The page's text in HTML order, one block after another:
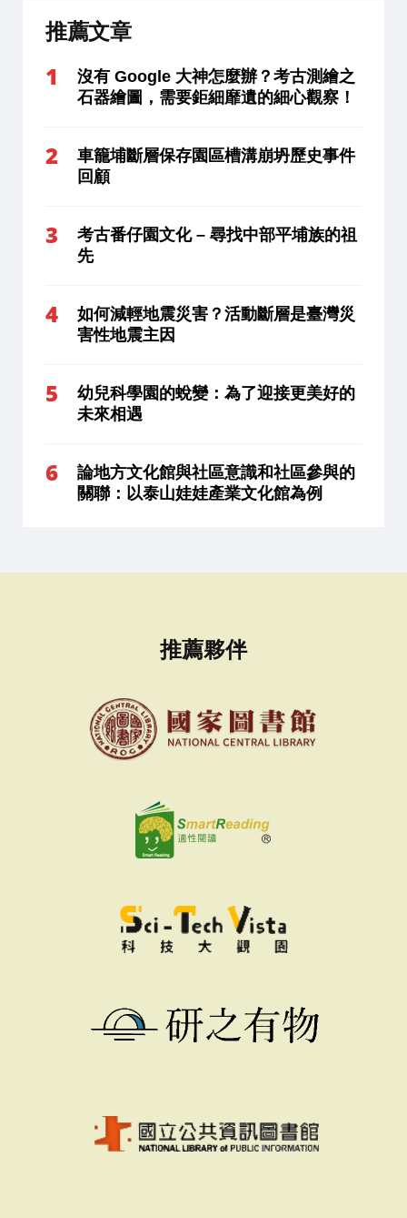
推薦文章
沒有 Google 大神怎麼辦？考古測繪之
石器繪圖，需要鉅細靡遺的細心觀察！
車籠埔斷層保存園區槽溝崩坍歷史事件
回顧
考古番仔園文化 – 尋找中部平埔族的祖
先
如何減輕地震災害？活動斷層是臺灣災
害性地震主因
幼兒科學園的蛻變：為了迎接更美好的
未來相遇
論地方文化館與社區意識和社區參與的
關聯：以泰山娃娃產業文化館為例
推薦夥伴